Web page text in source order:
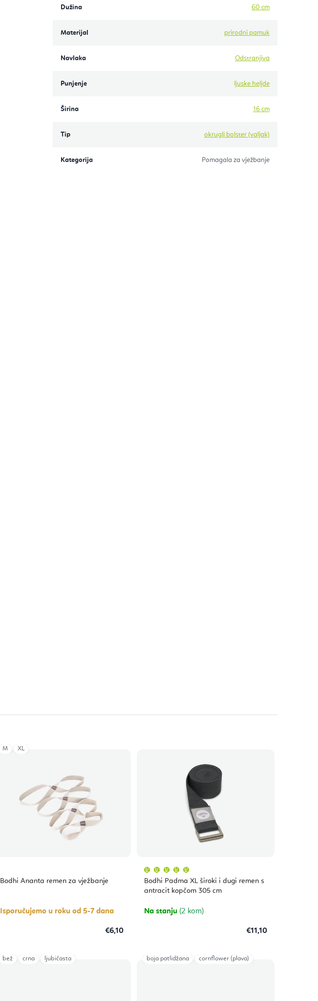
Dužina 60 cm
Materijal prirodni pamuk
Navlaka Odstranjiva
Punjenje ljuske heljde
Širina 16 cm
Tip okrugli bolster (valjak)
Kategorija Pomagala za vježbanje
plava Navy
Bodhi Ananta remen za vježbanje
Isporučujemo u roku od 5-7 dana
€6,10
M XL
Bodhi Padma XL široki i dugi remen s
antracit kopčom 305 cm
proizvoda
je
5,0
zvjezdica.
Na stanju (2 kom)
€11,10
bež crna ljubičasta boja patlidžana cornflower (plava)